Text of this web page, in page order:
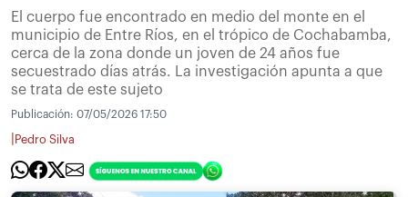
El cuerpo fue encontrado en medio del monte en el
municipio de Entre Ríos, en el trópico de Cochabamba,
cerca de la zona donde un joven de 24 años fue
secuestrado días atrás. La investigación apunta a que
se trata de este sujeto
Publicación: 07/05/2026 17:50
Pedro Silva